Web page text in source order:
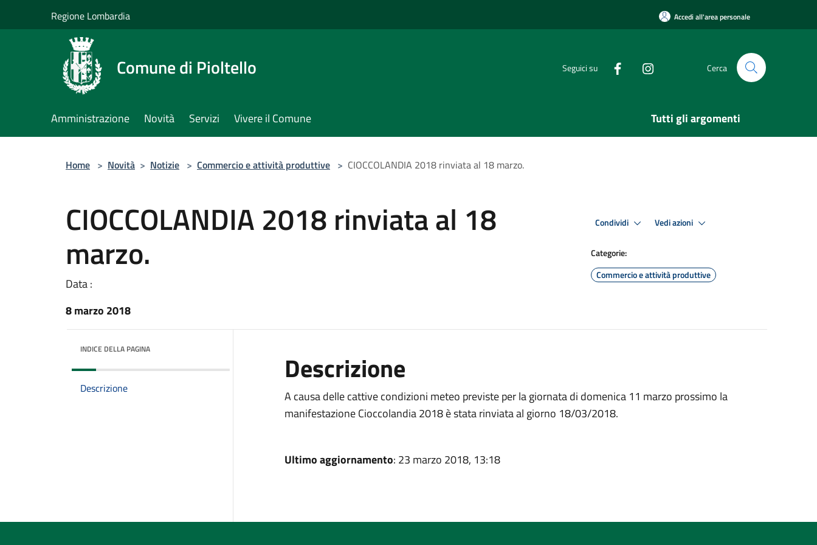
Regione Lombardia Accedi all'area personale
Comune di Pioltello Seguici su Cerca
Amministrazione Novità Servizi Vivere il Comune Tutti gli argomenti
Home > Novità > Notizie > Commercio e attività produttive > CIOCCOLANDIA 2018 rinviata al 18 marzo.
CIOCCOLANDIA 2018 rinviata al 18
marzo.
Data :
8 marzo 2018
Condividi Vedi azioni
Categorie:
Commercio e attività produttive
INDICE DELLA PAGINA
Descrizione
Descrizione
A causa delle cattive condizioni meteo previste per la giornata di domenica 11 marzo prossimo la
manifestazione Cioccolandia 2018 è stata rinviata al giorno 18/03/2018.
Ultimo aggiornamento: 23 marzo 2018, 13:18